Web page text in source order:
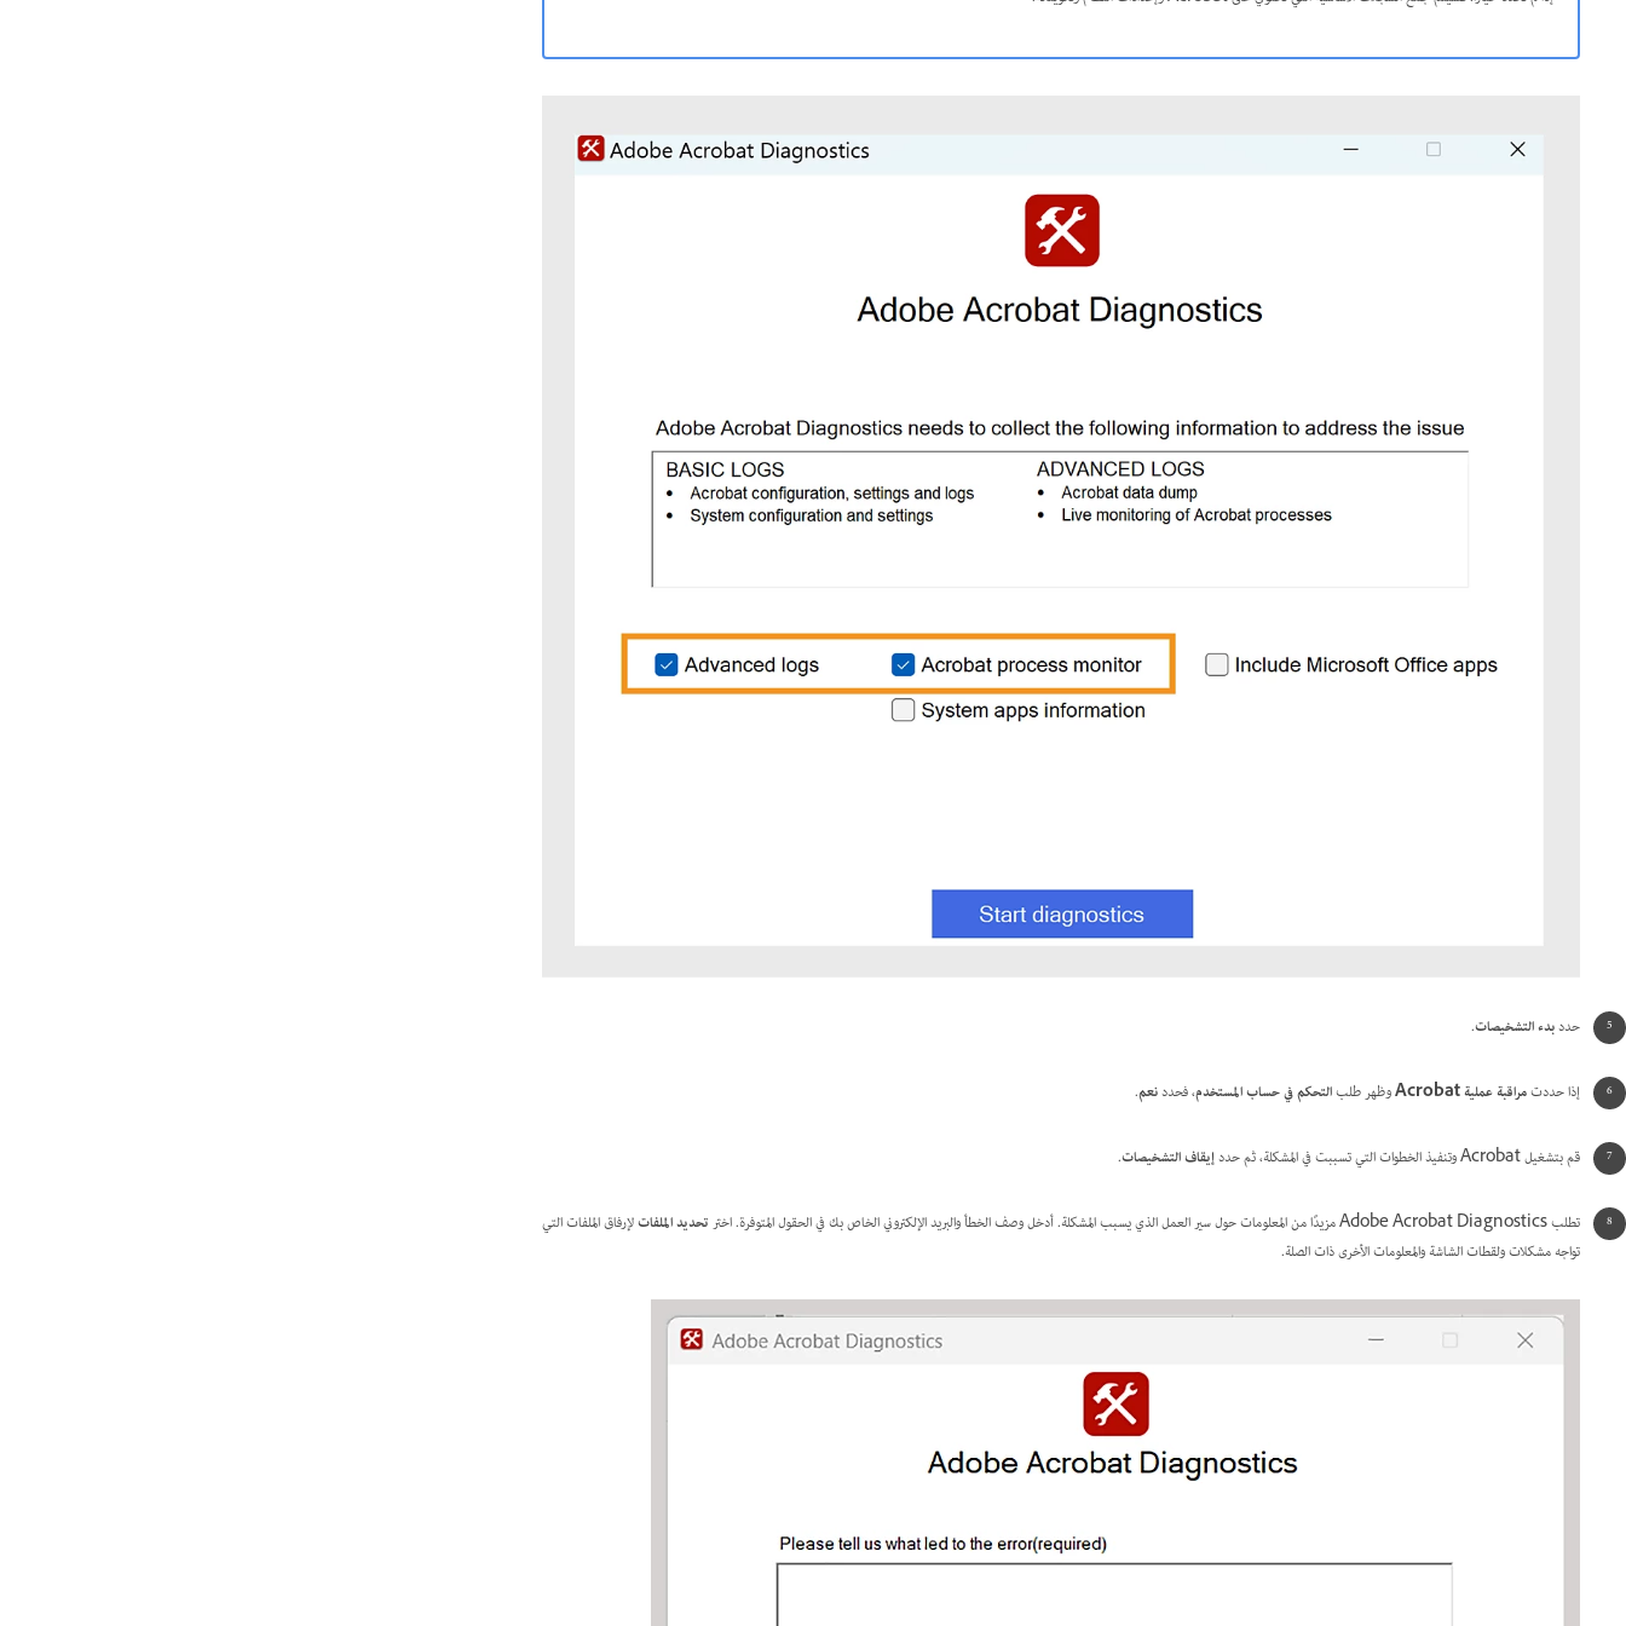
حددبدء التشخيصات.
إذا حددتمراقبة عملية Acrobat وظهر طلبالتحكم في حساب المستخدم، فحددنعم.
قم بتشغيل Acrobat وتنفيذ الخطوات التي تسببت في المشكلة، ثم حدد إيقاف التشخيصات.
تطلب Adobe Acrobat Diagnostics مزيدًا من المعلومات حول سير العمل الذي يسبب المشكلة. أدخل وصف الخطأ والبريد الإلكتروني الخاص بك في الحقول المتوفرة. اختر تحديد الملفاتلإرفاق الملفات التي
تواجه مشكلات ولقطات الشاشة والمعلومات الأخرى ذات الصلة.